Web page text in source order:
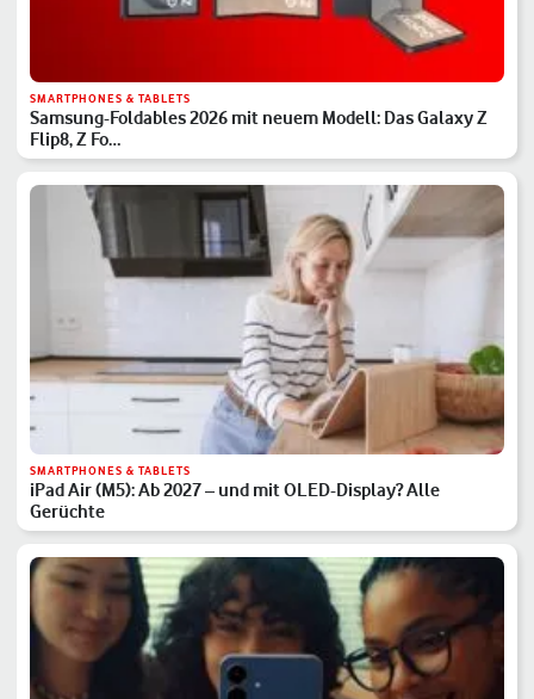
SMARTPHONES & TABLETS
Samsung-Foldables 2026 mit neuem Modell: Das Galaxy Z
Flip8, Z Fo…
SMARTPHONES & TABLETS
iPad Air (M5): Ab 2027 – und mit OLED-Display? Alle
Gerüchte